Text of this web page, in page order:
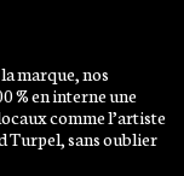
marque, nos
% en interne une
comme l’artiste
Turpel, sans oublier